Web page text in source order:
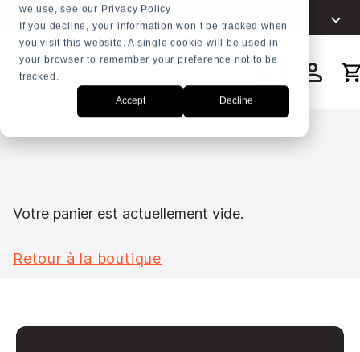
we use, see our Privacy Policy
If you decline, your information won’t be tracked when
you visit this website. A single cookie will be used in
your browser to remember your preference not to be
tracked.
Accept Decline
+31 23
5278282
Choisissez votre
langue
Français
English
Español
Votre panier est actuellement vide.
Retour à la boutique